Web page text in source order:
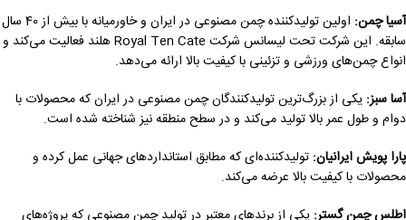
آسیا چمن:
اولین تولیدکننده چمن مصنوعی در ایران و خاورمیانه با بیش از 40 سال
سابقه. این شرکت تحت لیسانس شرکت Royal Ten Cate هلند فعالیت می‌کند و
انواع چمن‌های ورزشی و تزئینی با کیفیت بالا ارائه می‌دهد.
آسا سبز: یکی از بزرگ‌ترین تولیدکنندگان چمن مصنوعی در ایران که محصولات با
دوام و طول عمر بالا تولید می‌کند و در سطح منطقه نیز شناخته شده است.
پارا پویش ایرانیان: تولیدکننده‌ای که مطابق استانداردهای جهانی عمل کرده و
محصولات با کیفیت بالا عرضه می‌کند.
اطلس چمن گستر: یکی از برندهای معتبر در تولید چمن مصنوعی که پروژه‌های